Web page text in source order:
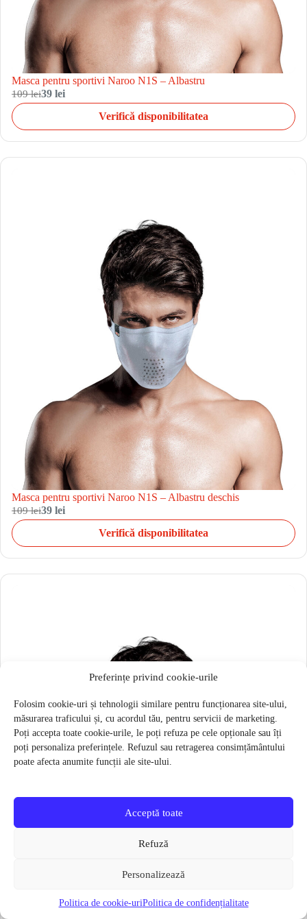
Preferințe privind cookie-urile
Folosim cookie-uri și tehnologii similare pentru funcționarea site-ului,
măsurarea traficului și, cu acordul tău, pentru servicii de marketing.
Poți accepta toate cookie-urile, le poți refuza pe cele opționale sau îți
poți personaliza preferințele. Refuzul sau retragerea consimțământului
poate afecta anumite funcții ale site-ului.
Acceptă toate
Refuză
Personalizează
Politica de cookie-uriPolitica de confidențialitate
Masca pentru sportivi Naroo N1S – Albastru
109 lei39 lei
Verifică disponibilitatea
Masca pentru sportivi Naroo N1S – Albastru deschis
109 lei39 lei
Verifică disponibilitatea